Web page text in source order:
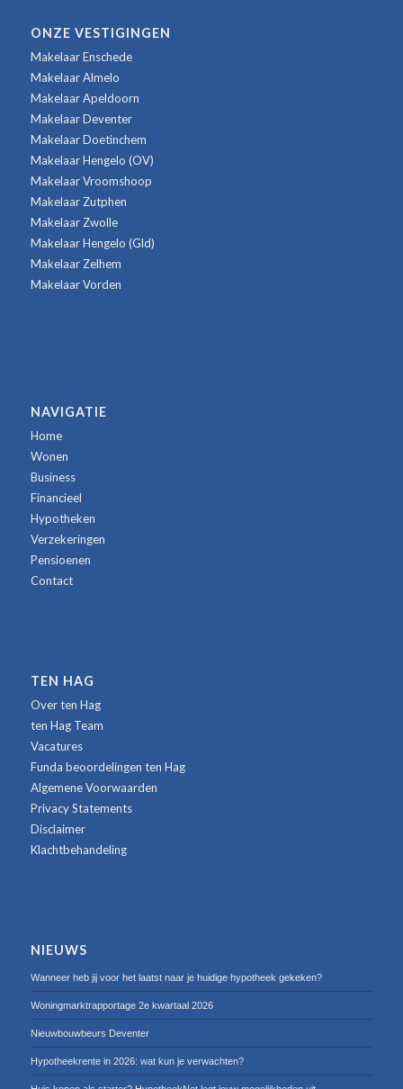
ONZE VESTIGINGEN
Makelaar Enschede
Makelaar Almelo
Makelaar Apeldoorn
Makelaar Deventer
Makelaar Doetinchem
Makelaar Hengelo (OV)
Makelaar Vroomshoop
Makelaar Zutphen
Makelaar Zwolle
Makelaar Hengelo (Gld)
Makelaar Zelhem
Makelaar Vorden
NAVIGATIE
Home
Wonen
Business
Financieel
Hypotheken
Verzekeringen
Pensioenen
Contact
TEN HAG
Over ten Hag
ten Hag Team
Vacatures
Funda beoordelingen ten Hag
Algemene Voorwaarden
Privacy Statements
Disclaimer
Klachtbehandeling
NIEUWS
Wanneer heb jij voor het laatst naar je huidige hypotheek gekeken?
Woningmarktrapportage 2e kwartaal 2026
Nieuwbouwbeurs Deventer
Hypotheekrente in 2026: wat kun je verwachten?